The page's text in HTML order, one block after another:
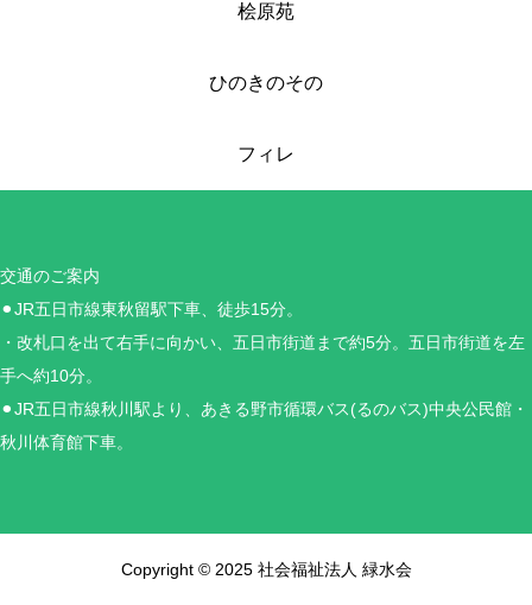
桧原苑
ひのきのその
フィレ
交通のご案内
⚫︎JR五日市線東秋留駅下車、徒歩15分。
・改札口を出て右手に向かい、五日市街道まで約5分。五日市街道を左
手へ約10分。
⚫︎JR五日市線秋川駅より、あきる野市循環バス(るのバス)中央公民館・
秋川体育館下車。
Copyright © 2025 社会福祉法人 緑水会